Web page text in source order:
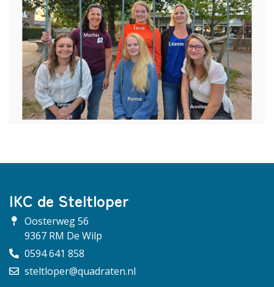
IKC de Steltloper
Oosterweg 56
9367 RM De Wilp
0594 641 858
steltloper@quadraten.nl